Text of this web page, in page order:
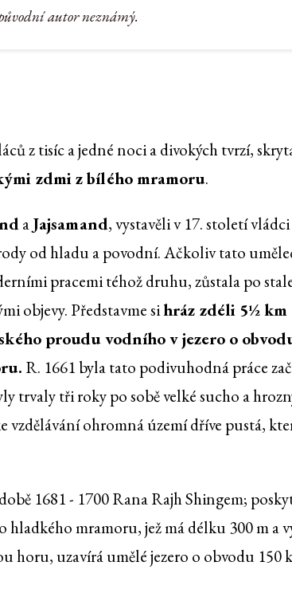
autor neznámý.
z tisíc a jedné noci a divokých tvrzí,
zdmi z bílého mramoru.
aJajsamand, vystavěli v 17. století vládci
od hladu a povodní. Ačkoliv tato
pracemi téhož druhu, zůstala po
objevy. Představme sihráz zdéli 5½ km
proudu vodního v jezero o
R. 1661 byla tato podivuhodná práce
trvaly tři roky po sobě velké sucho a
ohromná území dříve pustá,
1681 - 1700 Rana Rajh Shingem;
hladkého mramoru, jež má délku 300 m a
horu, uzavírá umělé jezero o obvodu 150